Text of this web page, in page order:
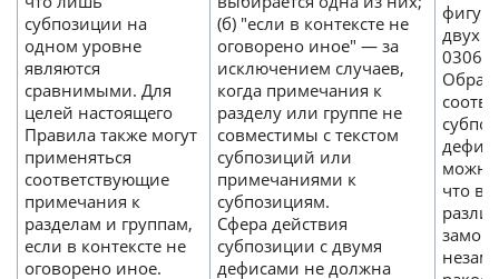
субпозиции на
одном уровне
являются
сравнимыми. Для
целей настоящего
Правила также могут
применяться
соответствующие
примечания к
разделам и группам,
если в контексте не
оговорено иное.
(б) "если в контексте не
оговорено иное" — за
исключением случаев,
когда примечания к
разделу или группе не
совместимы с текстом
субпозиций или
примечаниями к
субпозициям.
Сфера действия
субпозиции с двумя
дефисами не должна
двух
что в